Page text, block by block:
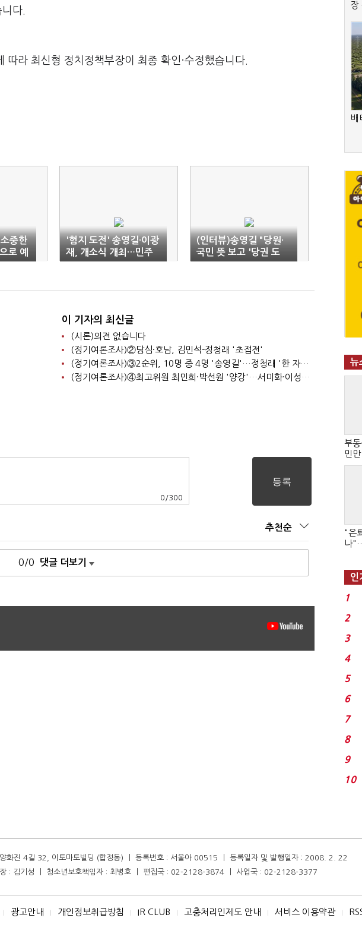
다.
라 최신형 정치정책부장이 최종 확인·수정했습니다.
중한
로 예
'험지 도전' 송영길·이광
재, 개소식 개최…민주
당 인사 '총출동'
(인터뷰)송영길 "당원·
국민 뜻 보고 '당권 도
전' 판단…이재명정부
이 기자의 최신글
(시론)의견 없습니다
(정기여론조사)②당심·호남, 김민석-정청래 '초접전'
(정기여론조사)③2순위, 10명 중 4명 '송영길'…정청래 '한 자릿수'
(정기여론조사)④최고위원 최민희·박선원 '양강'…서미화·이성윤·임미애 뒤이어
0 /300
추천순
0/0 댓글 더보기
장
배
뉴
부
민
"은
나
인
1
2
3
4
5
6
7
8
9
10
화진 4길 32, 이토마토빌딩 (합정동) ㅣ 등록번호 : 서울아 00515 ㅣ 등록일자 및 발행일자 : 2008. 2. 22
장 : 김기성 ㅣ 청소년보호책임자 : 최병호 ㅣ 편집국 : 02-2128-3874 ㅣ 사업국 : 02-2128-3377
I 광고안내 I 개인정보취급방침 I IR CLUB I 고충처리인제도 안내 I 서비스 이용약관 I